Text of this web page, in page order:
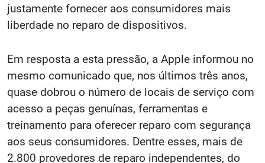
justamente fornecer aos consumidores mais
liberdade no reparo de dispositivos.
Em resposta a esta pressão, a Apple informou no
mesmo comunicado que, nos últimos três anos,
quase dobrou o número de locais de serviço com
acesso a peças genuínas, ferramentas e
treinamento para oferecer reparo com segurança
aos seus consumidores. Dentre esses, mais de
2.800 provedores de reparo independentes, do